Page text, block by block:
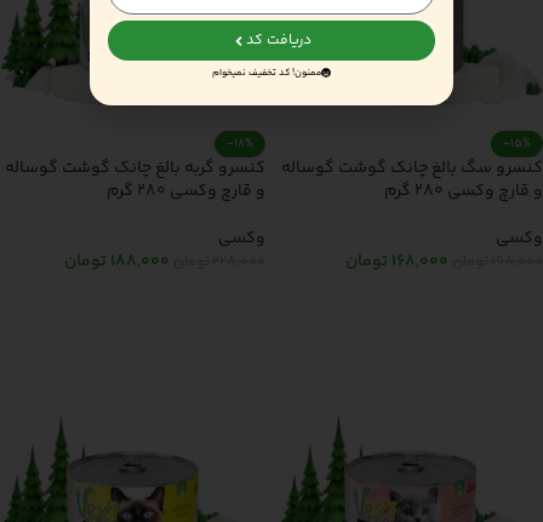
-15%
کنسرو سگ بالغ چانک گوشت گوساله
و قارچ وکسی 280 گرم
وکسی
168,000 تومان
-18%
کنسرو گربه بالغ چانک گوشت گوساله
و قارچ وکسی 280 گرم
وکسی
188,000 تومان
دریافت کد
ممنون! کد تخفیف نمیخوام